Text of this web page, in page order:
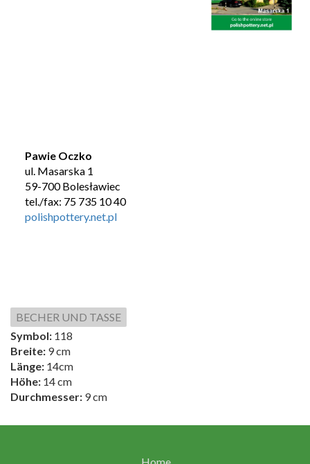
Pawie Oczko
ul. Masarska 1
59-700 Bolesławiec
tel./fax: 75 735 10 40
polishpottery.net.pl
BECHER UND TASSE
Symbol: 118
Breite: 9 cm
Länge: 14cm
Höhe: 14 cm
Durchmesser: 9 cm